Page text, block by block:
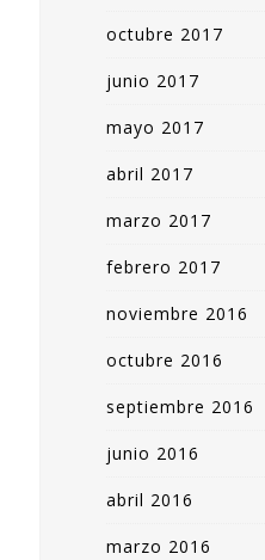
octubre 2017
junio 2017
mayo 2017
abril 2017
marzo 2017
febrero 2017
noviembre 2016
octubre 2016
septiembre 2016
junio 2016
abril 2016
marzo 2016